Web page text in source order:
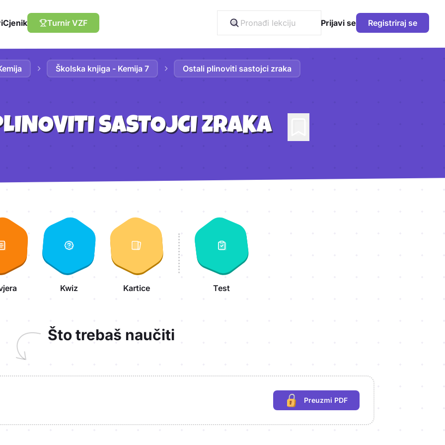
Cjenik Turnir VZF Prijavi se Registriraj se
Školska knjiga - Kemija 7 Ostali plinoviti sastojci zraka
SASTOJCI ZRAKA
Kwiz Kartice Test
Što trebaš naučiti
Preuzmi PDF
(potrebna prijava)